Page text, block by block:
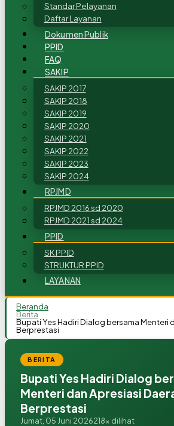
Standar Pelayanan
Daftar Layanan
Dokumen Publik
PPID
FAQ
SAKIP
SAKIP 2017
SAKIP 2018
SAKIP 2019
SAKIP 2020
SAKIP 2021
SAKIP 2022
SAKIP 2023
SAKIP 2024
RPJMD
RPJMD 2016 sd 2020
RPJMD 2021 sd 2024
PPID
SK PPID
STRUKTUR PPID
LAYANAN
Beranda
Berita
Bupati Yes Hadiri Dialog bersama Menteri
Berprestasi
BERITA
Bupati Yes Hadiri Dialog
Menteri dan Apresiasi
Berprestasi
Jumat, 05 Juni 2026218x dilihat